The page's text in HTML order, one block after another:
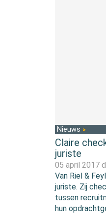
Nieuws
Claire
juriste
05 april 2017
Van Riel &
juriste. Zij
tussen
hun